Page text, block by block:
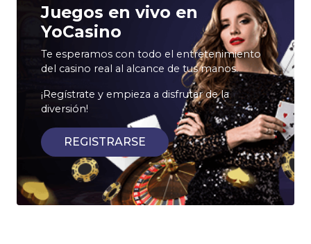
Juegos en vivo en
YoCasino
Te esperamos con todo el entretenimiento
del casino real al alcance de tus manos.
¡Regístrate y empieza a disfrutar de la
diversión!
REGISTRARSE